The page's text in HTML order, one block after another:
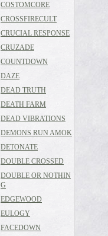
COSTOMCORE
CROSSFIRECULT
CRUCIAL RESPONSE
CRUZADE
COUNTDOWN
DAZE
DEAD TRUTH
DEATH FARM
DEAD VIBRATIONS
DEMONS RUN AMOK
DETONATE
DOUBLE CROSSED
DOUBLE OR NOTHIN
G
EDGEWOOD
EULOGY
FACEDOWN